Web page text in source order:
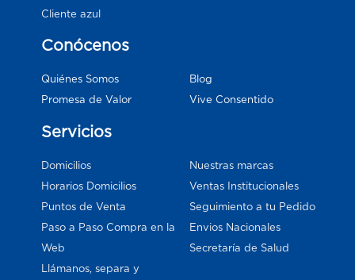
Cliente azul
Conócenos
Quiénes Somos
Promesa de Valor
Blog
Vive Consentido
Servicios
Domicilios
Horarios Domicilios
Puntos de Venta
Paso a Paso Compra en la
Web
Llámanos, separa y
Nuestras marcas
Ventas Institucionales
Seguimiento a tu Pedido
Envios Nacionales
Secretaría de Salud